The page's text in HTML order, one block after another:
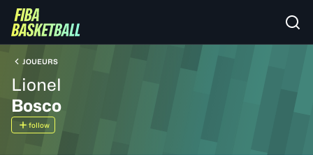
JOUEURS
Lionel
Bosco
follow